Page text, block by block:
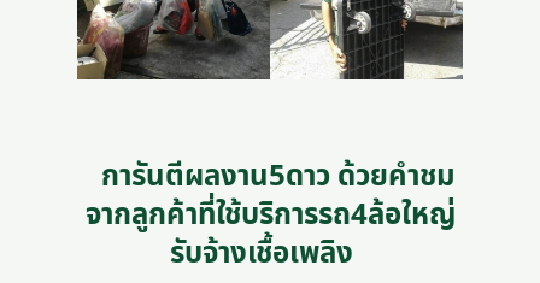
การันตีผลงาน5ดาว ด้วยคำชม
จากลูกค้าที่ใช้บริการรถ4ล้อใหญ่
รับจ้างเชื้อเพลิง